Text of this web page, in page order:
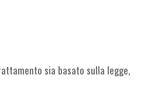
sia basato sulla legge,